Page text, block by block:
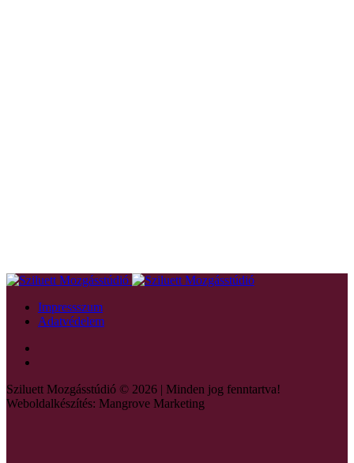
Impressszum
Adatvédelem
Sziluett Mozgásstúdió © 2026 | Minden jog fenntartva!
Weboldalkészítés: Mangrove Marketing